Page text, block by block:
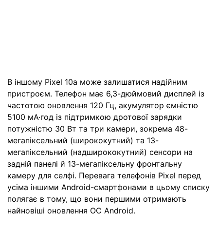
В іншому Pixel 10a може залишатися надійним
пристроєм. Телефон має 6,3-дюймовий дисплей із
частотою оновлення 120 Гц, акумулятор ємністю
5100 мА·год із підтримкою дротової зарядки
потужністю 30 Вт та три камери, зокрема 48-
мегапіксельний (ширококутний) та 13-
мегапіксельний (надширококутний) сенсори на
задній панелі й 13-мегапіксельну фронтальну
камеру для селфі. Перевага телефонів Pixel перед
усіма іншими Android-смартфонами в цьому списку
полягає в тому, що вони першими отримають
найновіші оновлення ОС Android.